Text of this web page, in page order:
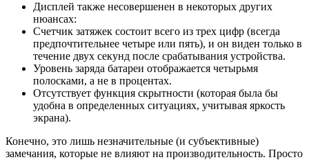
Дисплей также несовершенен в некоторых других
нюансах:
Счетчик затяжек состоит всего из трех цифр (всегда
предпочтительнее четыре или пять), и он виден только в
течение двух секунд после срабатывания устройства.
Уровень заряда батареи отображается четырьмя
полосками, а не в процентах.
Отсутствует функция скрытности (которая была бы
удобна в определенных ситуациях, учитывая яркость
экрана).
Конечно, это лишь незначительные (и субъективные)
замечания, которые не влияют на производительность. Просто